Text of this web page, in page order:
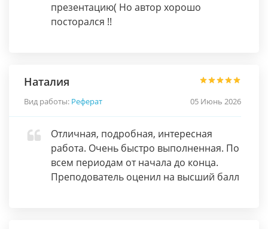
презентацию( Но автор хорошо
посторался !!
Наталия
Вид работы: Реферат 05 Июнь 2026
Отличная, подробная, интересная
работа. Очень быстро выполненная. По
всем периодам от начала до конца.
Преподователь оценил на высший балл